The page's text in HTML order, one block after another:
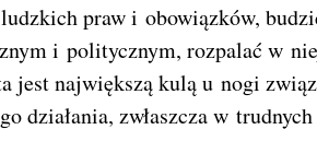
praw i obowiązków,
i politycznym, rozpalać w
jest największą kulą u nogi
działania, zwłaszcza w